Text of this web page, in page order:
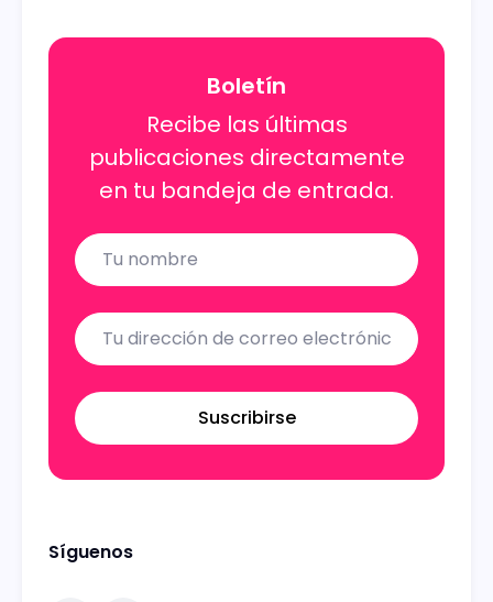
Boletín
Recibe las últimas
publicaciones directamente
en tu bandeja de entrada.
Name
Email
Suscribirse
Síguenos